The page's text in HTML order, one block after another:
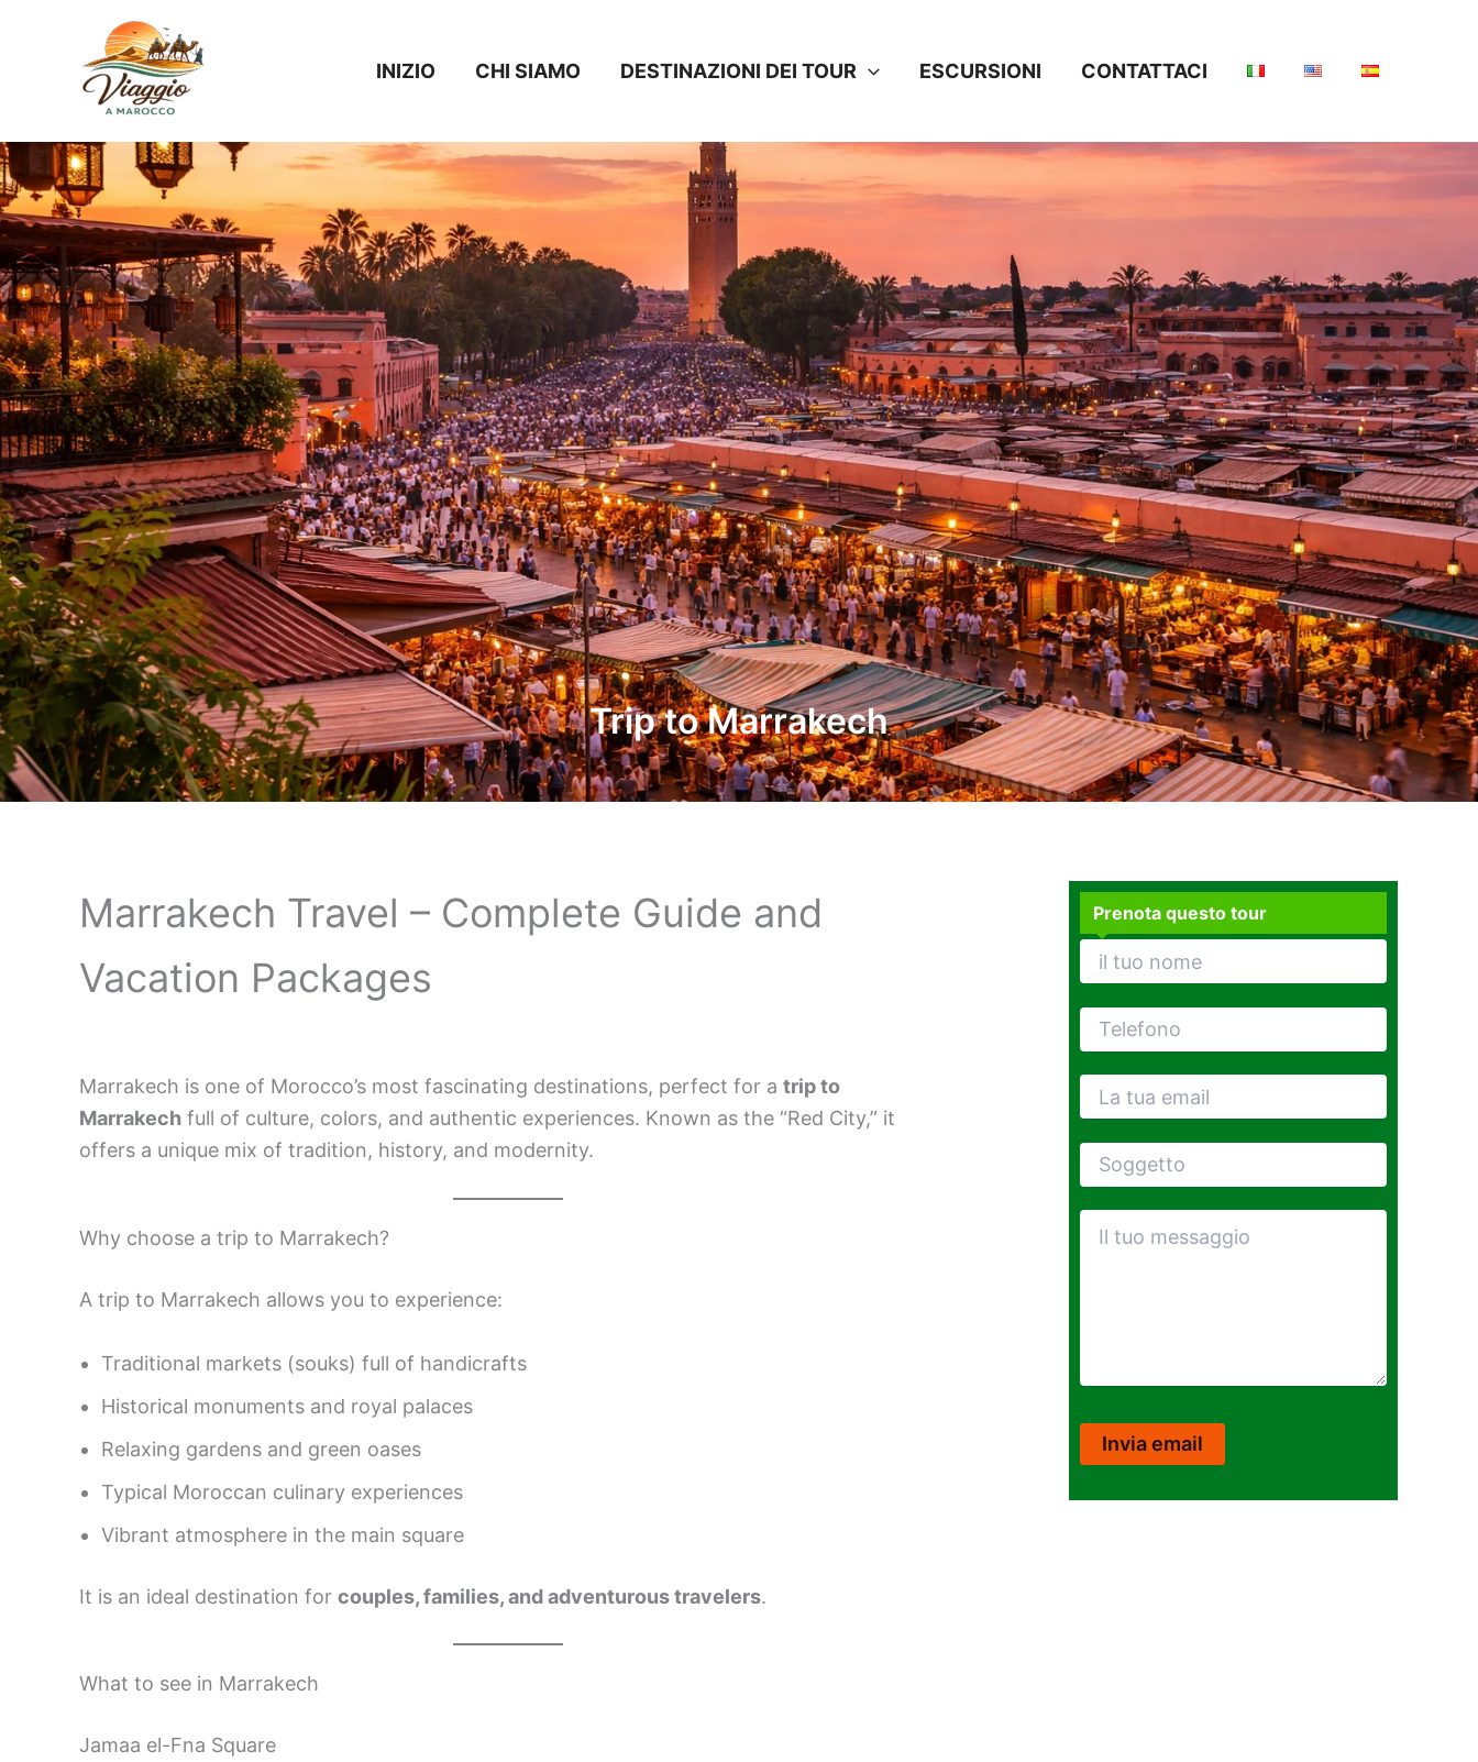
contenuto
INIZIO CHI SIAMO DESTINAZIONI DEI TOUR ESCURSIONI CONTATTACI
Trip to Marrakech
Marrakech Travel – Complete Guide and
Vacation Packages
Marrakech is one of Morocco’s most fascinating destinations, perfect for a trip to
Marrakech full of culture, colors, and authentic experiences. Known as the “Red City,” it
offers a unique mix of tradition, history, and modernity.
Why choose a trip to Marrakech?
A trip to Marrakech allows you to experience:
Traditional markets (souks) full of handicrafts
Historical monuments and royal palaces
Relaxing gardens and green oases
Typical Moroccan culinary experiences
Vibrant atmosphere in the main square
It is an ideal destination for couples, families, and adventurous travelers.
What to see in Marrakech
Jamaa el-Fna Square
Prenota questo tour